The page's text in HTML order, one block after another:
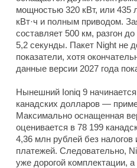
мощностью 320 кВт, или 435
кВт·ч и полным приводом.
составляет 500 км, разгон
5,2 секунды. Пакет Night не
показатели, хотя
данные версии 2027 года
Нынешний Ioniq 9
канадских долларов —
Максимально оснащенная
оценивается в 78 199
4,36 млн рублей без
платежей. Следовательно,
уже дорогой комплектации,